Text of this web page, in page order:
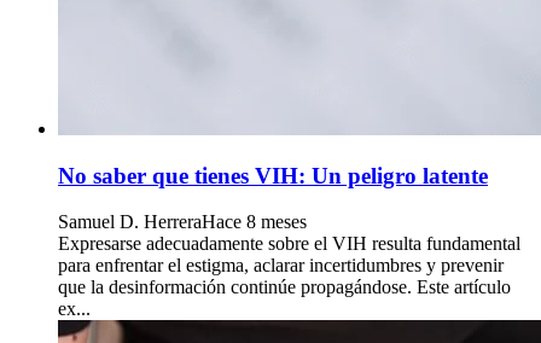
No saber que tienes VIH: Un peligro latente
Samuel D. HerreraHace 8 meses
Expresarse adecuadamente sobre el VIH resulta fundamental
para enfrentar el estigma, aclarar incertidumbres y prevenir
que la desinformación continúe propagándose. Este artículo
ex...